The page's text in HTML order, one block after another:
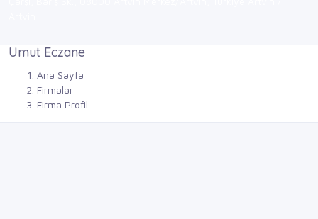
Umut Eczane
Ana Sayfa
Firmalar
Firma Profil